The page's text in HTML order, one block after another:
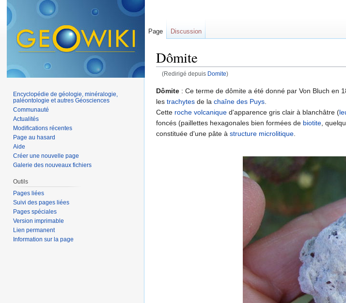
Dômite
(Redirigé depuis Domite)
Dômite : Ce terme de dômite a été donné par Von Bluch en
les trachytes de la chaîne des Puys
Cette roche volcanique d'apparence gris clair à blanchâtre (
foncés (paillettes hexagonales bien formées de biotite ,
constituée d'une pâte à structure microlitique
Page Discussion
Encyclopédie de géologie, minéralogie,
paléontologie et autres Géosciences
Communauté
Actualités
Modifications récentes
Page au hasard
Aide
Créer une nouvelle page
Galerie des nouveaux fichiers
Outils
Pages liées
Suivi des pages liées
Pages spéciales
Version imprimable
Lien permanent
Information sur la page